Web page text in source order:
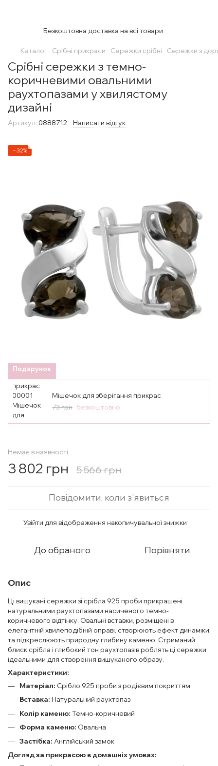
Безкоштовна доставка на всі товари
Каталог Срібні прикраси Сережки срібні Сережки з
Срібні сережки з темно-
коричневими овальними
раухтопазами у хвилястому
дизайні
Артикул: 0888712 Написати відгук
−32%
Подарунок
Мішечок для зберігання прикрас
73 грн безкоштовно
Немає в наявності
3 802 грн 5 566 грн
Повідомити, коли з'явиться
Увійти для відображення накопичувальної знижки
До обраного Порівняти
Опис
Ці вишукані сережки зі срібла 925 проби прикрашені
натуральними раухтопазами насиченого темно-
коричневого відтінку. Овальні вставки, розміщені в
елегантній хвилеподібній оправі, створюють ефект динаміки
та підкреслюють природну глибину каменю. Стриманий
блиск срібла і глибокий тон раухтопазів роблять ці сережки
ідеальними для створення вишуканого образу.
Характеристики:
Матеріал: Срібло 925 проби з родієвим покриттям
Вставка: Натуральний раухтопаз
Колір каменю: Темно-коричневий
Форма каменю: Овальна
Застібка: Англійський замок
Догляд за прикрасою в домашніх умовах: